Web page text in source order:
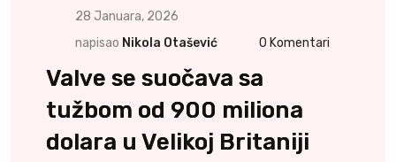
28 Januara, 2026
napisao Nikola Otašević 0 Komentari
Valve se suočava sa
tužbom od 900 miliona
dolara u Velikoj Britaniji